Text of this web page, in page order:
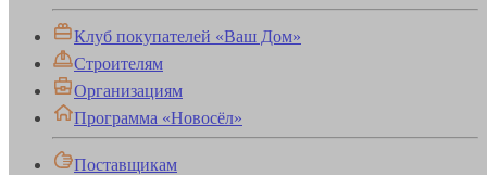
Клуб покупателей «Ваш Дом»
Строителям
Организациям
Программа «Новосёл»
Поставщикам